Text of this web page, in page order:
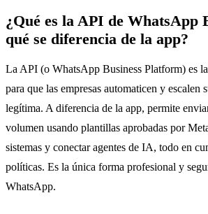
¿Qué es la API de WhatsApp
qué se diferencia de la app?
La API (o WhatsApp Business Platform) es
para que las empresas automaticen y escalen
legítima. A diferencia de la app, permite
volumen usando plantillas aprobadas por
sistemas y conectar agentes de IA, todo en
políticas. Es la única forma profesional y
WhatsApp.